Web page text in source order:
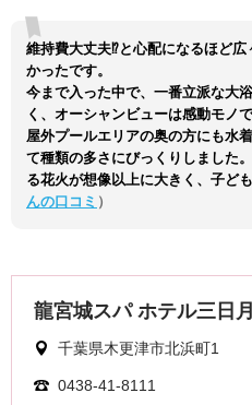
維持費大丈夫⁉︎と心配になるほど
かったです。
今まで入った中で、一番立派な大
く、オーシャンビューは感動モノで
屋外プールエリアの奥の方にも水
て種類の多さにびっくりしました
る花火が想像以上に大きく、子ど
んの口コミ ）